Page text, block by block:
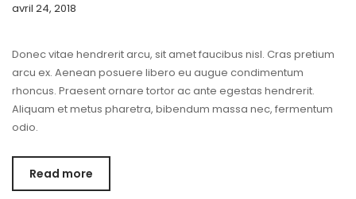
avril 24, 2018
Donec vitae hendrerit arcu, sit amet faucibus nisl. Cras pretium
arcu ex. Aenean posuere libero eu augue condimentum
rhoncus. Praesent ornare tortor ac ante egestas hendrerit.
Aliquam et metus pharetra, bibendum massa nec, fermentum
odio.
Read more